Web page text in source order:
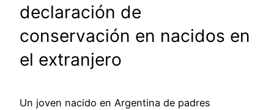
declaración de
conservación en nacidos en
el extranjero
Un joven nacido en Argentina de padres